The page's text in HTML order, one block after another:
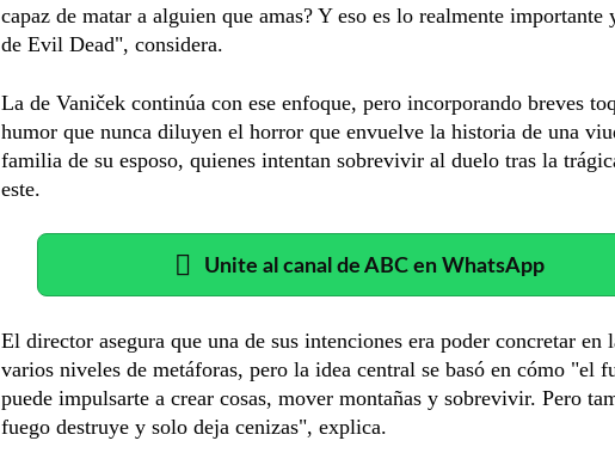
capaz de matar a alguien que amas? Y eso es lo realmente importante
de Evil Dead", considera.
La de Vaniček continúa con ese enfoque, pero incorporando breves
humor que nunca diluyen el horror que envuelve la historia de una
familia de su esposo, quienes intentan sobrevivir al duelo tras la
este.
Unite al canal de ABC en WhatsApp
El director asegura que una de sus intenciones era poder concretar en
varios niveles de metáforas, pero la idea central se basó en cómo "el
puede impulsarte a crear cosas, mover montañas y sobrevivir. Pero
fuego destruye y solo deja cenizas", explica.